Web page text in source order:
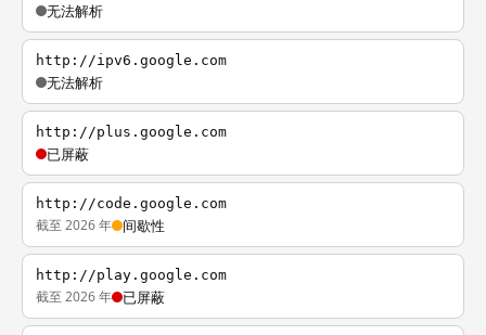
无法解析
http://ipv6.google.com
无法解析
http://plus.google.com
已屏蔽
http://code.google.com
截至 2026 年 间歇性
http://play.google.com
截至 2026 年 已屏蔽